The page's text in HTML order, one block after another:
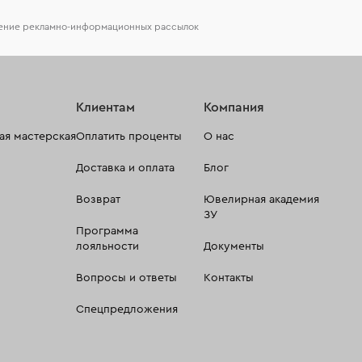
рекламно-информационных рассылок
мастерская
Клиентам
Оплатить проценты
Доставка и оплата
Возврат
Программа
лояльности
Вопросы и ответы
Спецпредложения
Компания
О нас
Блог
Ювелирная академия
ЗУ
Документы
Контакты